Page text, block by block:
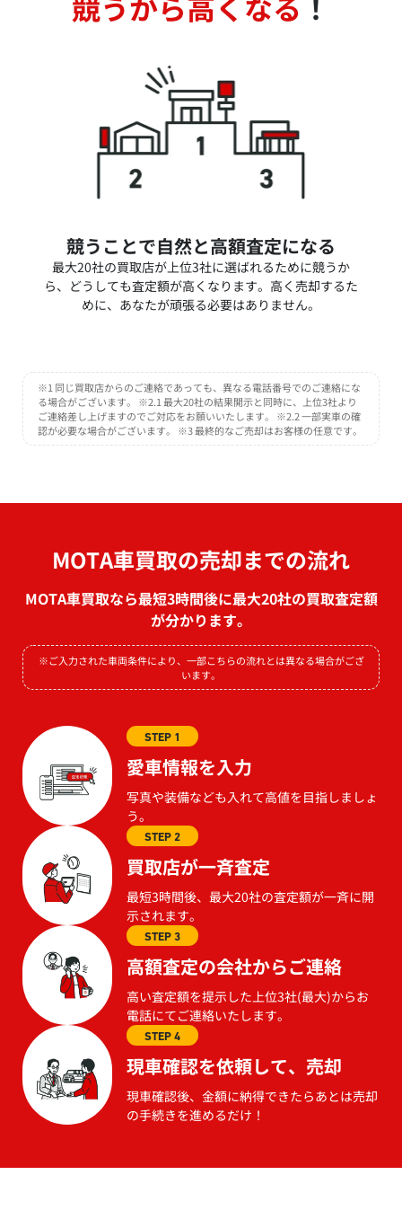
競うことで自然と高額査定になる
最大20社の買取店が上位3社に選ばれるために競うか
ら、どうしても査定額が高くなります。高く売却するた
めに、あなたが頑張る必要はありません。
※1 同じ買取店からのご連絡であっても、異なる電話番号でのご連絡にな
る場合がございます。 ※2.1 最大20社の結果開示と同時に、上位3社より
ご連絡差し上げますのでご対応をお願いいたします。 ※2.2 一部実車の確
認が必要な場合がございます。 ※3 最終的なご売却はお客様の任意です。
MOTA車買取の売却までの流れ
MOTA車買取なら最短3時間後に最大20社の買取査定額
が分かります。
※ご入力された車両条件により、一部こちらの流れとは異なる場合がござ
います。
STEP 1
愛車情報を入力
写真や装備なども入れて高値を目指しましょ
う。
STEP 2
買取店が一斉査定
最短3時間後、最大20社の査定額が一斉に開
示されます。
STEP 3
高額査定の会社からご連絡
高い査定額を提示した上位3社(最大)からお
電話にてご連絡いたします。
STEP 4
現車確認を依頼して、売却
現車確認後、金額に納得できたらあとは売却
の手続きを進めるだけ！